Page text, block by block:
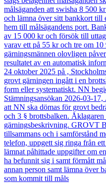
målsäganden att swisha 8 500
och lämna över sitt bankkort till
hem till målsägandens port.
av 15 000 kr och försök till
varav ett på 55 kr och tre om
gärningsmännen olovligen
resultatet av en automatisk
24 oktober 2025 på ,
grovt gärningen ingått i en
form eller systematiskt. NN
Stämningsansökan 2026-03-
att NN ska dömas för grovt
och 3 § brottsbalken.
gärningsbeskrivning. GROVT
tillsammans och i samförstånd
telefon, uppgett sig ringa från
lämnat påhittade uppgifter om
ha befunnit sig i samt förmått
annan person samt lämna över
som kommit till måls